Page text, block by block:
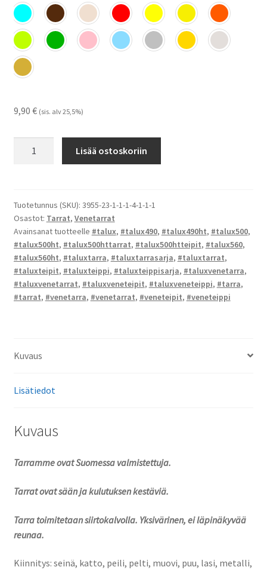
9,90 € (sis. alv 25,5%)
Lisää ostoskoriin
Tuotetunnus (SKU): 3955-23-1-1-1-4-1-1-1
Osastot: Tarrat, Venetarrat
Avainsanat tuotteelle #talux, #talux490, #talux490ht, #talux500,
#talux500ht, #talux500httarrat, #talux500htteipit, #talux560,
#talux560ht, #taluxtarra, #taluxtarrasarja, #taluxtarrat,
#taluxteipit, #taluxteippi, #taluxteippisarja, #taluxvenetarra,
#taluxvenetarrat, #taluxveneteipit, #taluxveneteippi, #tarra,
#tarrat, #venetarra, #venetarrat, #veneteipit, #veneteippi
Kuvaus
Lisätiedot
Kuvaus
Tarramme ovat Suomessa valmistettuja.
Tarrat ovat sään ja kulutuksen kestäviä.
Tarra toimitetaan siirtokalvolla. Yksivärinen, ei läpinäkyvää
reunaa.
Kiinnitys: seinä, katto, peili, pelti, muovi, puu, lasi, metalli,